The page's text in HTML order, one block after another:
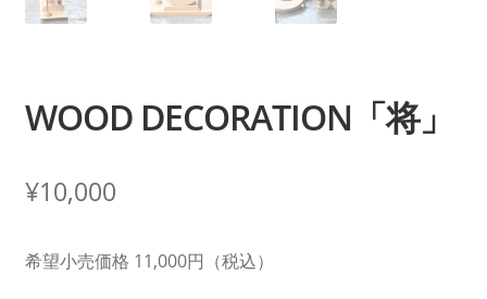
WOOD DECORATION「将」
¥10,000
希望小売価格 11,000円（税込）